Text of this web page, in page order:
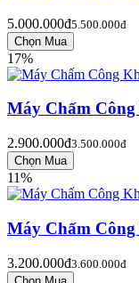
5.000.000đ5.500.000đ
17%
Máy Chấm
2.900.000đ3.500.000đ
11%
Máy Chấm
3.200.000đ3.600.000đ